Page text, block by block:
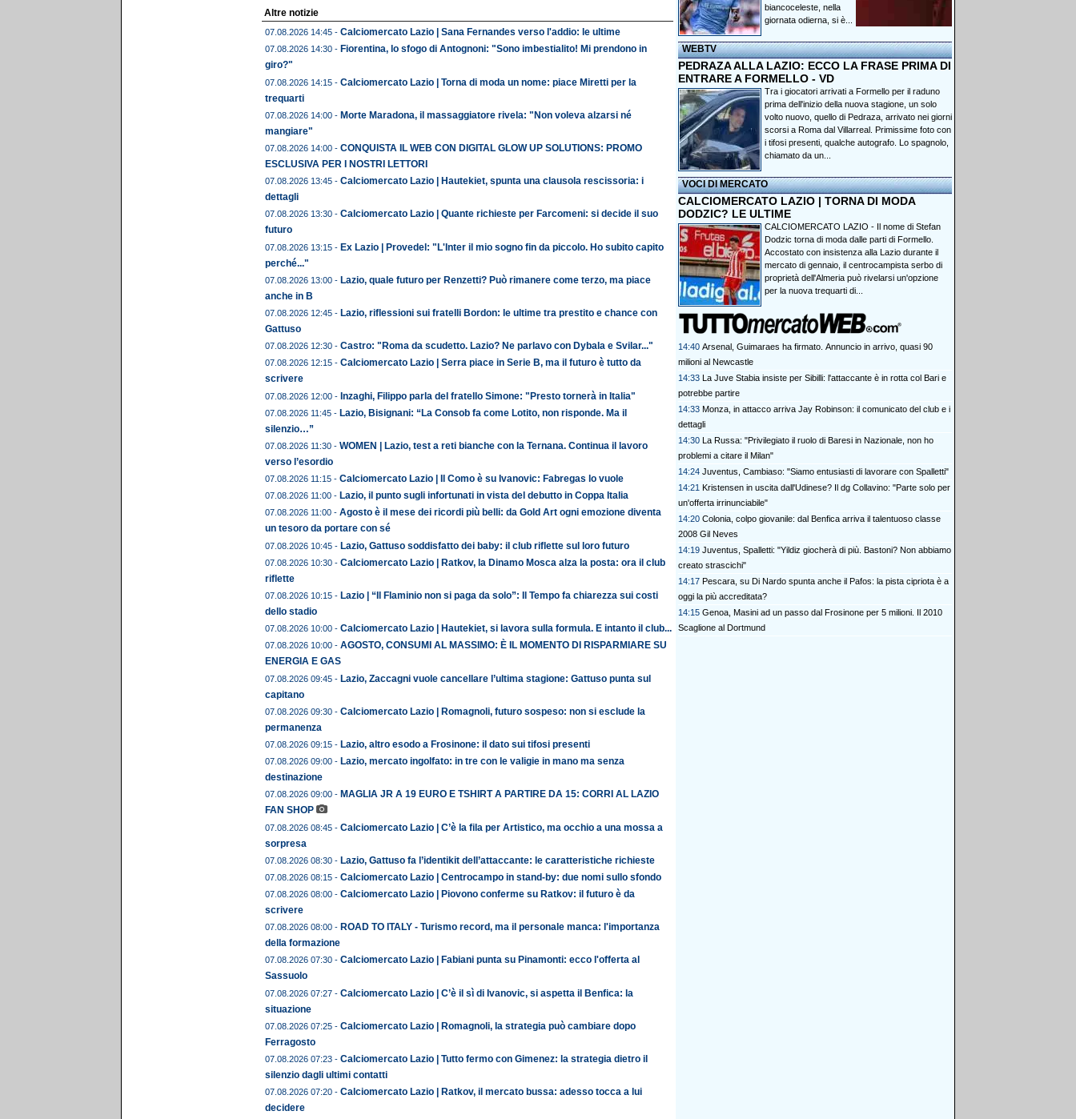
Altre notizie
07.08.2026 14:45 - Calciomercato Lazio | Sana Fernandes verso l'addio: le ultime
07.08.2026 14:30 - Fiorentina, lo sfogo di Antognoni: "Sono imbestialito! Mi prendono in
giro?"
07.08.2026 14:15 - Calciomercato Lazio | Torna di moda un nome: piace Miretti per la
trequarti
07.08.2026 14:00 - Morte Maradona, il massaggiatore rivela: "Non voleva alzarsi né
mangiare"
07.08.2026 14:00 - CONQUISTA IL WEB CON DIGITAL GLOW UP SOLUTIONS: PROMO
ESCLUSIVA PER I NOSTRI LETTORI
07.08.2026 13:45 - Calciomercato Lazio | Hautekiet, spunta una clausola rescissoria: i
dettagli
07.08.2026 13:30 - Calciomercato Lazio | Quante richieste per Farcomeni: si decide il suo
futuro
07.08.2026 13:15 - Ex Lazio | Provedel: "L'Inter il mio sogno fin da piccolo. Ho subito capito
perché..."
07.08.2026 13:00 - Lazio, quale futuro per Renzetti? Può rimanere come terzo, ma piace
anche in B
07.08.2026 12:45 - Lazio, riflessioni sui fratelli Bordon: le ultime tra prestito e chance con
Gattuso
07.08.2026 12:30 - Castro: "Roma da scudetto. Lazio? Ne parlavo con Dybala e Svilar..."
07.08.2026 12:15 - Calciomercato Lazio | Serra piace in Serie B, ma il futuro è tutto da
scrivere
07.08.2026 12:00 - Inzaghi, Filippo parla del fratello Simone: "Presto tornerà in Italia"
07.08.2026 11:45 - Lazio, Bisignani: “La Consob fa come Lotito, non risponde. Ma il
silenzio…”
07.08.2026 11:30 - WOMEN | Lazio, test a reti bianche con la Ternana. Continua il lavoro
verso l’esordio
07.08.2026 11:15 - Calciomercato Lazio | Il Como è su Ivanovic: Fabregas lo vuole
07.08.2026 11:00 - Lazio, il punto sugli infortunati in vista del debutto in Coppa Italia
07.08.2026 11:00 - Agosto è il mese dei ricordi più belli: da Gold Art ogni emozione diventa
un tesoro da portare con sé
07.08.2026 10:45 - Lazio, Gattuso soddisfatto dei baby: il club riflette sul loro futuro
07.08.2026 10:30 - Calciomercato Lazio | Ratkov, la Dinamo Mosca alza la posta: ora il club
riflette
07.08.2026 10:15 - Lazio | “Il Flaminio non si paga da solo”: Il Tempo fa chiarezza sui costi
dello stadio
07.08.2026 10:00 - Calciomercato Lazio | Hautekiet, si lavora sulla formula. E intanto il club...
07.08.2026 10:00 - AGOSTO, CONSUMI AL MASSIMO: È IL MOMENTO DI RISPARMIARE SU
ENERGIA E GAS
07.08.2026 09:45 - Lazio, Zaccagni vuole cancellare l’ultima stagione: Gattuso punta sul
capitano
07.08.2026 09:30 - Calciomercato Lazio | Romagnoli, futuro sospeso: non si esclude la
permanenza
07.08.2026 09:15 - Lazio, altro esodo a Frosinone: il dato sui tifosi presenti
07.08.2026 09:00 - Lazio, mercato ingolfato: in tre con le valigie in mano ma senza
destinazione
07.08.2026 09:00 - MAGLIA JR A 19 EURO E TSHIRT A PARTIRE DA 15: CORRI AL LAZIO
FAN SHOP
07.08.2026 08:45 - Calciomercato Lazio | C’è la fila per Artistico, ma occhio a una mossa a
sorpresa
07.08.2026 08:30 - Lazio, Gattuso fa l’identikit dell’attaccante: le caratteristiche richieste
07.08.2026 08:15 - Calciomercato Lazio | Centrocampo in stand-by: due nomi sullo sfondo
07.08.2026 08:00 - Calciomercato Lazio | Piovono conferme su Ratkov: il futuro è da
scrivere
07.08.2026 08:00 - ROAD TO ITALY - Turismo record, ma il personale manca: l'importanza
della formazione
07.08.2026 07:30 - Calciomercato Lazio | Fabiani punta su Pinamonti: ecco l'offerta al
Sassuolo
07.08.2026 07:27 - Calciomercato Lazio | C’è il sì di Ivanovic, si aspetta il Benfica: la
situazione
07.08.2026 07:25 - Calciomercato Lazio | Romagnoli, la strategia può cambiare dopo
Ferragosto
07.08.2026 07:23 - Calciomercato Lazio | Tutto fermo con Gimenez: la strategia dietro il
silenzio dagli ultimi contatti
07.08.2026 07:20 - Calciomercato Lazio | Ratkov, il mercato bussa: adesso tocca a lui
decidere
biancoceleste, nella
giornata odierna, si è...
WEBTV
PEDRAZA ALLA LAZIO: ECCO LA FRASE PRIMA DI
ENTRARE A FORMELLO - VD
Tra i giocatori arrivati a Formello per il raduno
prima dell'inizio della nuova stagione, un solo
volto nuovo, quello di Pedraza, arrivato nei giorni
scorsi a Roma dal Villarreal. Primissime foto con
i tifosi presenti, qualche autografo. Lo spagnolo,
chiamato da un...
VOCI DI MERCATO
CALCIOMERCATO LAZIO | TORNA DI MODA
DODZIC? LE ULTIME
CALCIOMERCATO LAZIO - Il nome di Stefan
Dodzic torna di moda dalle parti di Formello.
Accostato con insistenza alla Lazio durante il
mercato di gennaio, il centrocampista serbo di
proprietà dell'Almeria può rivelarsi un'opzione
per la nuova trequarti di...
14:40 Arsenal, Guimaraes ha firmato. Annuncio in arrivo, quasi 90
milioni al Newcastle
14:33 La Juve Stabia insiste per Sibilli: l'attaccante è in rotta col Bari e
potrebbe partire
14:33 Monza, in attacco arriva Jay Robinson: il comunicato del club e i
dettagli
14:30 La Russa: "Privilegiato il ruolo di Baresi in Nazionale, non ho
problemi a citare il Milan"
14:24 Juventus, Cambiaso: "Siamo entusiasti di lavorare con Spalletti"
14:21 Kristensen in uscita dall'Udinese? Il dg Collavino: "Parte solo per
un'offerta irrinunciabile"
14:20 Colonia, colpo giovanile: dal Benfica arriva il talentuoso classe
2008 Gil Neves
14:19 Juventus, Spalletti: "Yildiz giocherà di più. Bastoni? Non abbiamo
creato strascichi"
14:17 Pescara, su Di Nardo spunta anche il Pafos: la pista cipriota è a
oggi la più accreditata?
14:15 Genoa, Masini ad un passo dal Frosinone per 5 milioni. Il 2010
Scaglione al Dortmund